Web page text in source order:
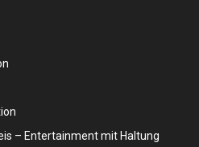
– Entertainment mit Haltung